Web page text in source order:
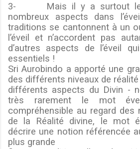
3- Mais il y a surtout le
nombreux aspects dans
traditions se cantonnent à un
l’éveil et n’accordent pas
d’autres aspects de l’éveil
essentiels !
Sri Aurobindo a apporté une
des différents niveaux de
différents aspects du Divin -
très rarement le mot
compréhensible au regard des
de la Réalité divine, le mot
décrire une notion référencée
plus grande